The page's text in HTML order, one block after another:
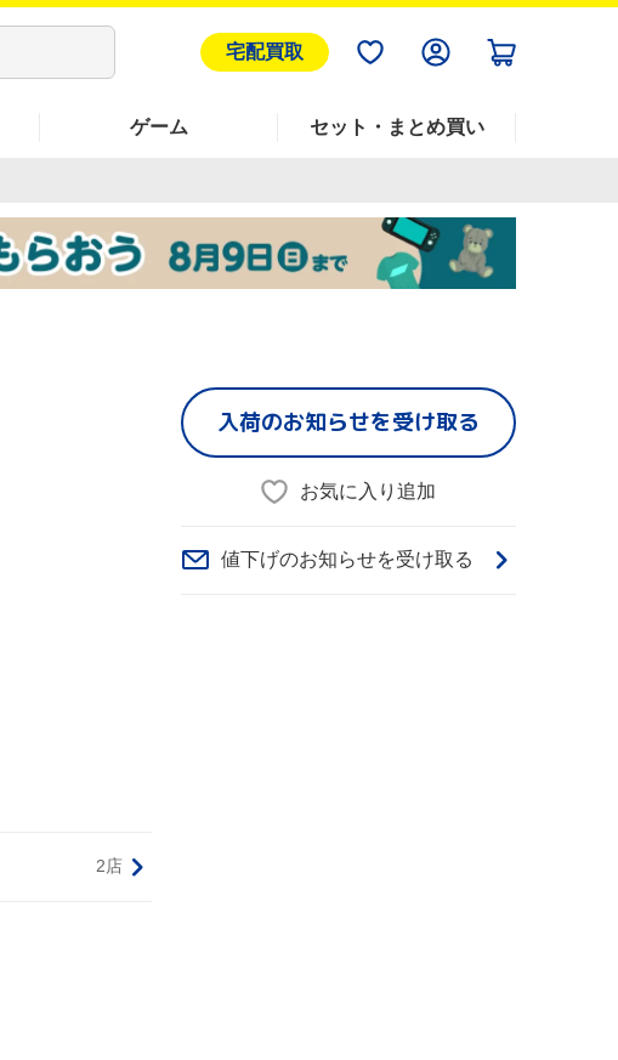
宅配買取
ゲーム セット・まとめ買い
2店
入荷のお知らせを受け取る
お気に入り追加
値下げのお知らせを受け取る